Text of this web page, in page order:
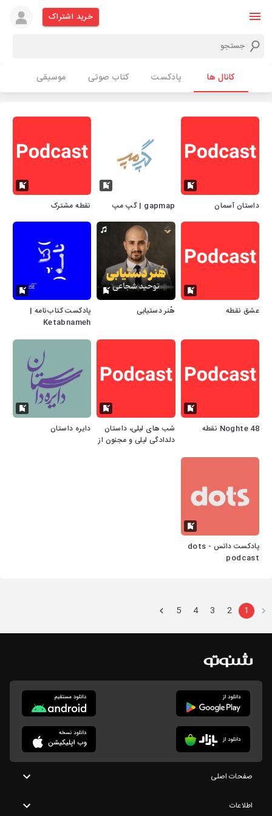
خرید اشتراک
کانال ها پادکست کتاب صوتی موسیقی
داستان آسمان gapmap | گپ مپ نقطه مشترک
عشق نقطه هُنر دستیابی
پادکست کتاب‌نامه |
Ketabnameh
Noghte 48 نقطه
شب های لیلی، داستان
دلدادگی لیلی و مجنون از
دایره داستان
پادکست داتس - dots
podcast
1
2
3
4
5
صفحات اصلی
اطلاعات